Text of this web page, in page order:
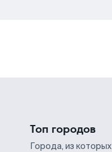
Топ городов
Города, из